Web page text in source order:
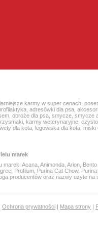
karmy w super cenach
adresówki dla psa
obroże dla psa smycze smycze
karmy weterynaryjne
dla kota legowiska dla kota miski
marek
marek: Acana , Animonda, Arion,
Profilum, Purina Cat Chow,
producentów oraz nazwy użyte na
Ochrona prywatności | Mapa strony |